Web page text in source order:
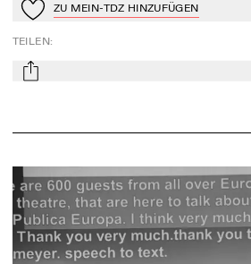
Zu Mein-TdZ hinzufügen
ZU MEIN-TDZ HINZUFÜGEN
TEILEN:
mail